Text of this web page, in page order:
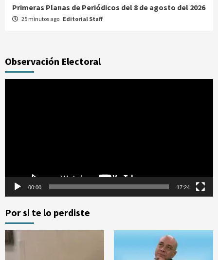
Primeras Planas de Periódicos del 8 de agosto del 2026
25 minutos ago Editorial Staff
Observación Electoral
00:00 17:24
Por si te lo perdiste